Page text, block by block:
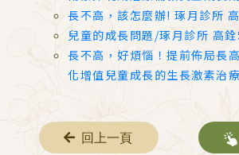
長不高，該怎麼辦! 琢月診所
兒童的成長問題/琢月診所 高
長不高，好煩惱！提前佈局長
化增值兒童成長的生長激素治
回上一頁